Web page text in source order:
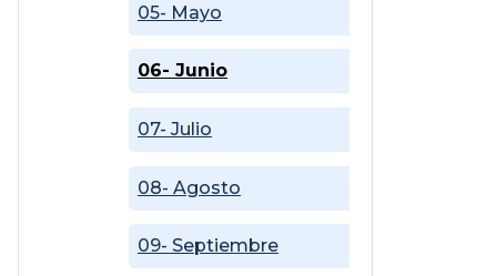
05- Mayo
06- Junio
07- Julio
08- Agosto
09- Septiembre